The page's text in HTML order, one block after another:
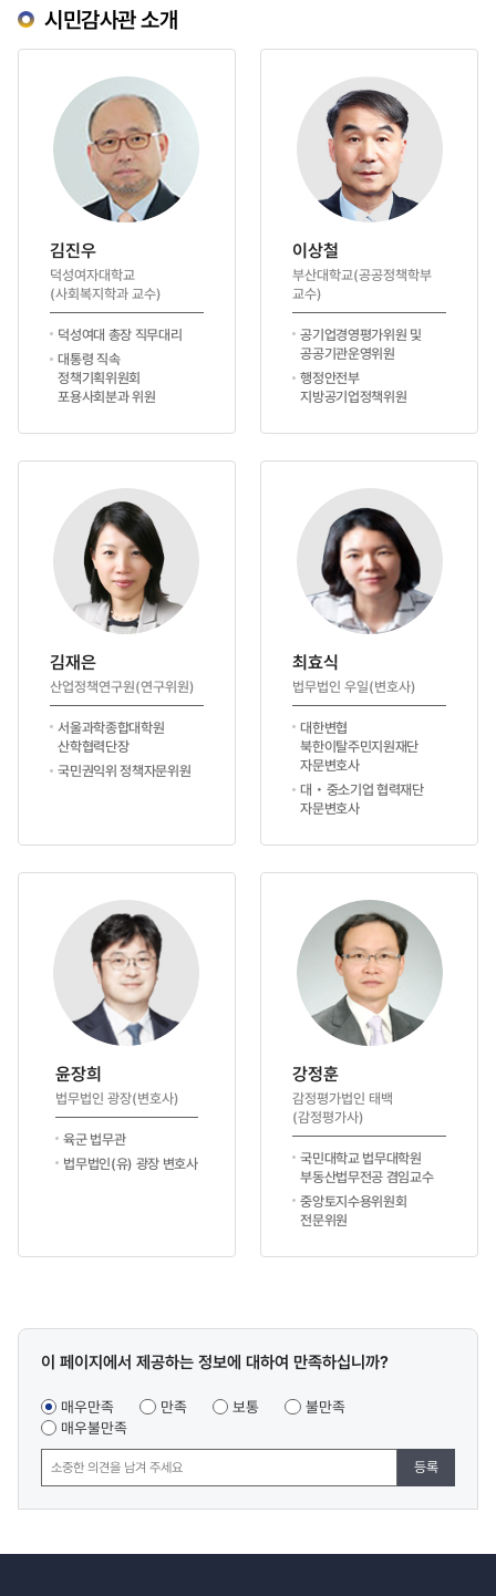
시민감사관 소개
김진우
덕성여자대학교
(사회복지학과 교수)
덕성여대 총장 직무대리
대통령 직속
정책기획위원회
포용사회분과 위원
이상철
부산대학교(공공정책학부
교수)
공기업경영평가위원 및
공공기관운영위원
행정안전부
지방공기업정책위원
김재은
산업정책연구원(연구위원)
서울과학종합대학원
산학협력단장
국민권익위 정책자문위원
최효식
법무법인 우일(변호사)
대한변협
북한이탈주민지원재단
자문변호사
대‧중소기업 협력재단
자문변호사
윤장희
법무법인 광장(변호사)
육군 법무관
법무법인(유) 광장 변호사
강정훈
감정평가법인 태백
(감정평가사)
국민대학교 법무대학원
부동산법무전공 겸임교수
중앙토지수용위원회
전문위원
콘텐츠
조사
이 페이지에서 제공하는 정보에 대하여 만족하십니까?
매우만족 만족 보통
불만족
매우불만족
등록